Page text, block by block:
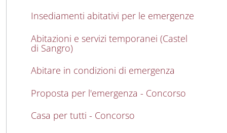
Insediamenti abitativi per le emergenze
Abitazioni e servizi temporanei (Castel
di Sangro)
Abitare in condizioni di emergenza
Proposta per l'emergenza - Concorso
Casa per tutti - Concorso